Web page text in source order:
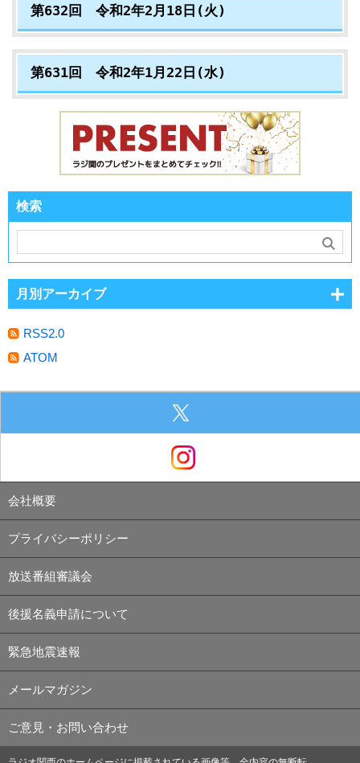
第632回 令和2年2月18日(火)
第631回 令和2年1月22日(水)
検索
月別アーカイブ
RSS2.0
ATOM
会社概要
プライバシーポリシー
放送番組審議会
後援名義申請について
緊急地震速報
メールマガジン
ご意見・お問い合わせ